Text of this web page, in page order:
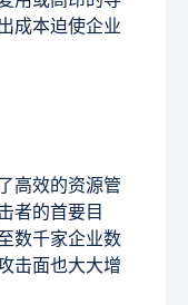
成本迫使企业
高效的资源管
者的首要目
数千家企业数
击面也大大增